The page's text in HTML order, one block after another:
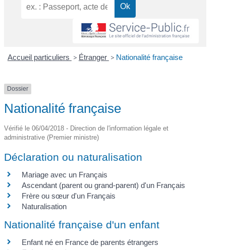
Accueil particuliers > Étranger > Nationalité française
Dossier
Nationalité française
Vérifié le 06/04/2018 - Direction de l'information légale et
administrative (Premier ministre)
Déclaration ou naturalisation
Mariage avec un Français
Ascendant (parent ou grand-parent) d'un Français
Frère ou sœur d'un Français
Naturalisation
Nationalité française d'un enfant
Enfant né en France de parents étrangers